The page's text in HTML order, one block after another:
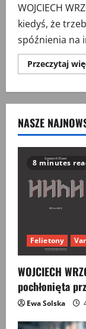
WOJCIECH
kiedyś, że
spóźnienia na
Przeczytaj
NASZE
8 minutes
Felietony
WOJCIECH
pochłonięta
Ewa Solska